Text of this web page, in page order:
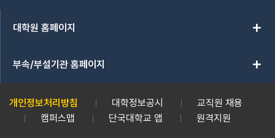
대학원 홈페이지 add
부속/부설기관 홈페이지 add
개인정보처리방침 대학정보공시
교직원 채용
캠퍼스맵
단국대학교 앱 원격지원